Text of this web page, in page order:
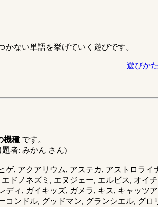
かない単語を挙げていく遊びです。
遊びかた
機種 です。
者: みかん さん)
ゲ, アクアリウム, アステカ, アストロラ
ドノネズミ, エヌジェー, エルビス, オイ
ディ, ガイキッズ, ガメラ, キス, キャッツ
コンドル, グッドマン, グランシエル, グ